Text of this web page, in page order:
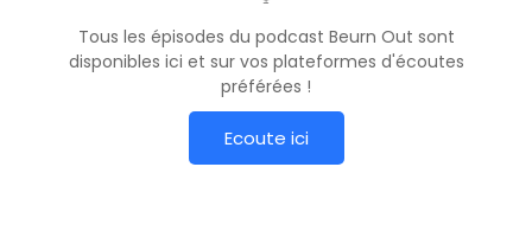
Tous les épisodes du podcast Beurn Out sont
disponibles ici et sur vos plateformes d'écoutes
préférées !
Ecoute ici